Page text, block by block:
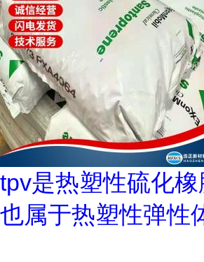
tpv是热塑性硫化
也属于热塑性弹性